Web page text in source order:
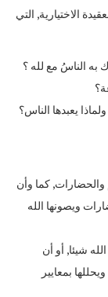
الاختيارية, التي
به الناسُ مع لله ؟
يعبدها الناس؟
والحضارات, كما وأن
ويصونها الله
شيئا, أو أن
بمعايير